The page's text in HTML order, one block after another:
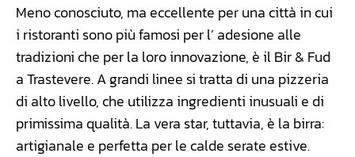
Meno conosciuto, ma eccellente per una città in cui
i ristoranti sono più famosi per l’ adesione alle
tradizioni che per la loro innovazione, è il Bir & Fud
a Trastevere. A grandi linee si tratta di una pizzeria
di alto livello, che utilizza ingredienti inusuali e di
primissima qualità. La vera star, tuttavia, è la birra:
artigianale e perfetta per le calde serate estive.